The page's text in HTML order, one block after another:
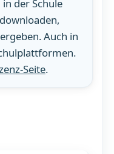
der Schule
Auch in
Seite.